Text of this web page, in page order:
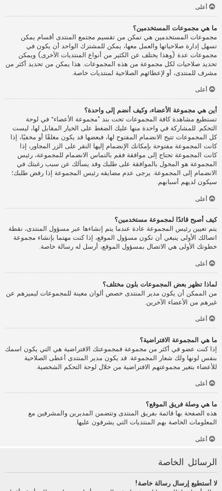
أعلى
ما هي مجموعات المستخدمين؟
مجموعات المستخدمين هي تمكن من تقسيم مجتمع المنتدى أقسام يمكن
تسهل إدارة صلاحياتها والعمل معها، يمكن للمشترك الواحد أن يكون في
مجموعات عدة (وهذا يختلف عن الكثير من أنواع المنتديات الأخرى) ويمكن
تحديد صلاحيات لكل مجموعة من هذه المجموعات. هذا يمكن من تحديد أكثر من
مشرف للمنتدى، أو لإعطائهم الصلاحية لمنتديات خاصة.
أعلى
أين هي مجموعة الأعضاء، وكيف أنضم إلى واحدة؟
تستطيع مشاهدة كافة المجموعات تحت بند ”مجموعة الأعضاء“ في لوحة
التحكم. للمشاركة في واحدة منها عليك الضغط على الخيار المقابل لها، ليست
كل المجموعات تتيح الانضمام المفتوح لها، فبعضها قد يكون مغلقًا أو مخفيًا، إذا
كانت المجموعة مفتوحة بإمكانك الإنضمام إليها النقر على الزر المجاور، إذا
كانت المجموعة تحتاج إلى موافقة فقم بالتماس الانضمام للمجموعة، رئيس
المجموعة هو المخول بالموافقة على طلبك وقد يسألك عن سبب رغبتك في
الانضمام إلى المجموعة. يرجى عدم مضايقه رئيس المجموعة إذا رفض طلبك؛
سيكون لديهم أسبابهم.
أعلى
كيف أصبح قائدًا لمجموعة مستخدمين؟
يتم تعيين رئيس المجموعة عادة عندما يتم إنشاءها عبر مسؤول المنتدى، نقطة
اتصالك الأولى ينبغي أن تكون مسؤول الموقع، إذا كنت مهتما بإنشاء مجموعة
خطوتك الأولى هي الاتصال بمسؤول الموقع، أرسل له رسالة خاصة.
أعلى
لماذا تظهر بعض المجموعات بلون مختلف؟
من الممكن أن يكون مدير المنتدى خصص ألوان معينة للمجموعات ليميزهم عن
غيرهم من الأعضاء الآخرين.
أعلى
ما هي المجموعة الافتراضية؟
إذا كنت عضو في أكثر من مجموعة فمجموعتك الافتراضية هي التي يكون اسمك
بنفس لونها ولك شعار المجموعة. قد يكون مدير المنتدى أعطى الصلاحية
للأعضاء بتغير مجموعتهم الافتراضية من خلال لوحة التحكم الشخصية.
أعلى
ما هي وصلة فريق الموقع؟
هذه الصفحة بها قائمة بفريق المنتدى وتتضمن المديرين والمشرفين مع
المعلومات الخاصة بهم المنتديات التي يشرفون عليها.
أعلى
الرسائل الخاصة
لا أستطيع إرسال رسالة خاصة!